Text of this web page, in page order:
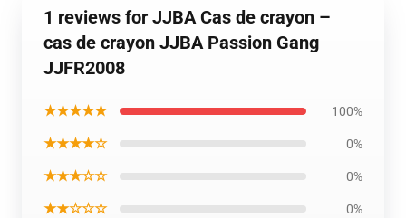
1 reviews for JJBA Cas de crayon –
cas de crayon JJBA Passion Gang
JJFR2008
★★★★★ 100%
★★★★☆ 0%
★★★☆☆ 0%
★★☆☆☆ 0%